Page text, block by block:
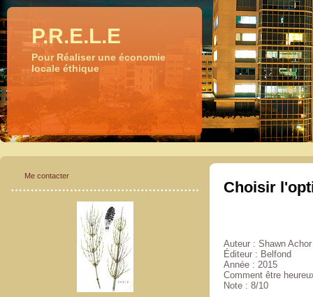
P.R.E.L.E
Pour Réaliser une économie
locale éthique
Me contacter
Choisir
Auteur : Shawn Achor
Éditeur : Belfond
Année : 2015
Comment être
Note : 8/10